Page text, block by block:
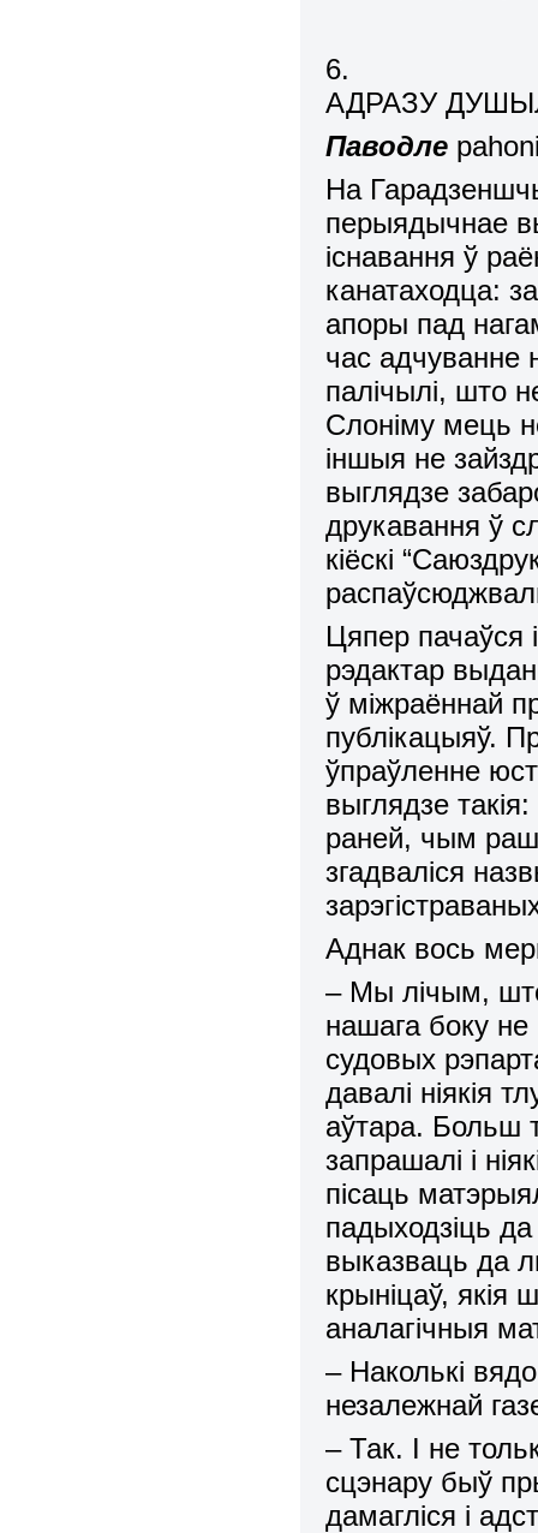
6.
АДРАЗУ
Паводле
На
перыядычнае
існавання ў
канатаходца:
апоры пад
час адчуванне
палічылі, што
Слоніму мець
іншыя не
выглядзе
друкавання ў
кіёскі
Цяпер пачаўся
рэдактар
ў міжраённай
публікацыяў.
ўпраўленне
выглядзе
раней, чым
згадваліся
Аднак вось
– Мы лічым, што
нашага боку
судовых
давалі ніякія
аўтара. Больш
запрашалі і
пісаць
падыходзіць да
выказваць да
крыніцаў, якія
аналагічныя
– Наколькі
незалежнай
– Так. І не
сцэнару быў
дамагліся і